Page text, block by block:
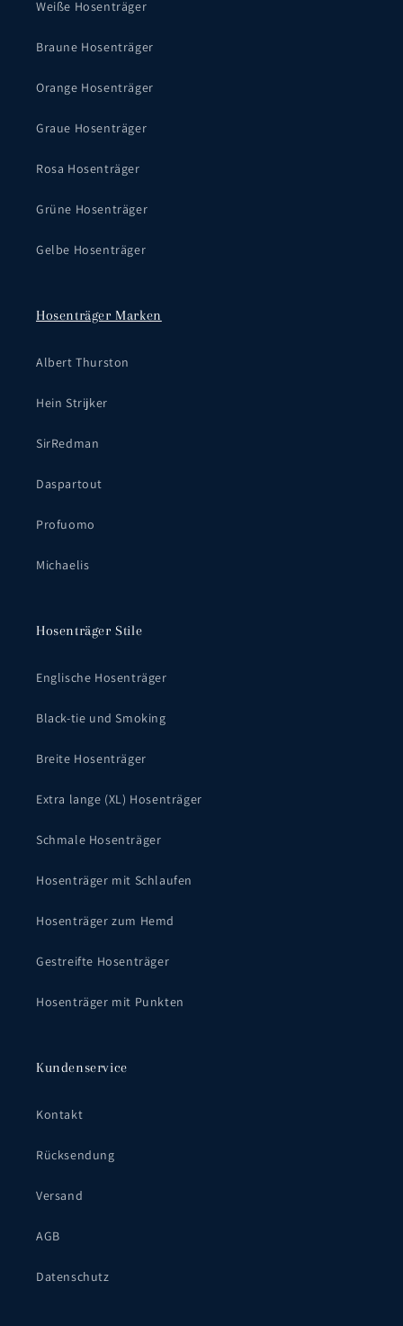
Weiße Hosenträger
Braune Hosenträger
Orange Hosenträger
Graue Hosenträger
Rosa Hosenträger
Grüne Hosenträger
Gelbe Hosenträger
Hosenträger Marken
Albert Thurston
Hein Strijker
SirRedman
Daspartout
Profuomo
Michaelis
Hosenträger Stile
Englische Hosenträger
Black-tie und Smoking
Breite Hosenträger
Extra lange (XL) Hosenträger
Schmale Hosenträger
Hosenträger mit Schlaufen
Hosenträger zum Hemd
Gestreifte Hosenträger
Hosenträger mit Punkten
Kundenservice
Kontakt
Rücksendung
Versand
AGB
Datenschutz